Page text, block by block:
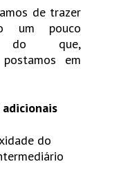
de trazer
um pouco
do que,
em
do